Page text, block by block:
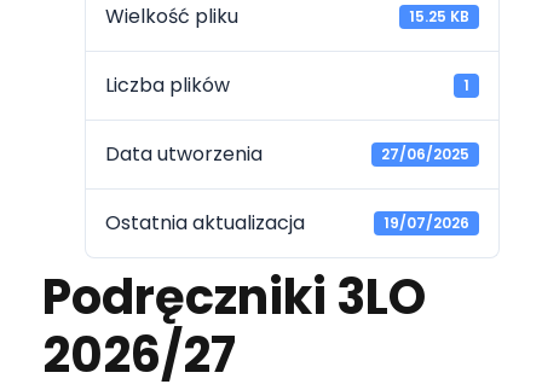
Wielkość pliku 15.25 KB
Liczba plików 1
Data utworzenia 27/06/2025
Ostatnia aktualizacja 19/07/2026
Podręczniki 3LO
2026/27